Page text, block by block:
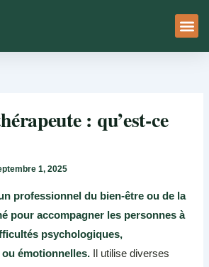
: qu’est-ce
1, 2025
professionnel du bien-être ou de la
pour accompagner les personnes à
psychologiques,
émotionnelles. Il utilise diverses